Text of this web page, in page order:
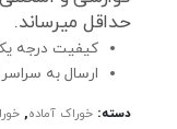
حداقل میرساند.
کیفیت درجه
ارسال به
دسته:خوراک آماده,